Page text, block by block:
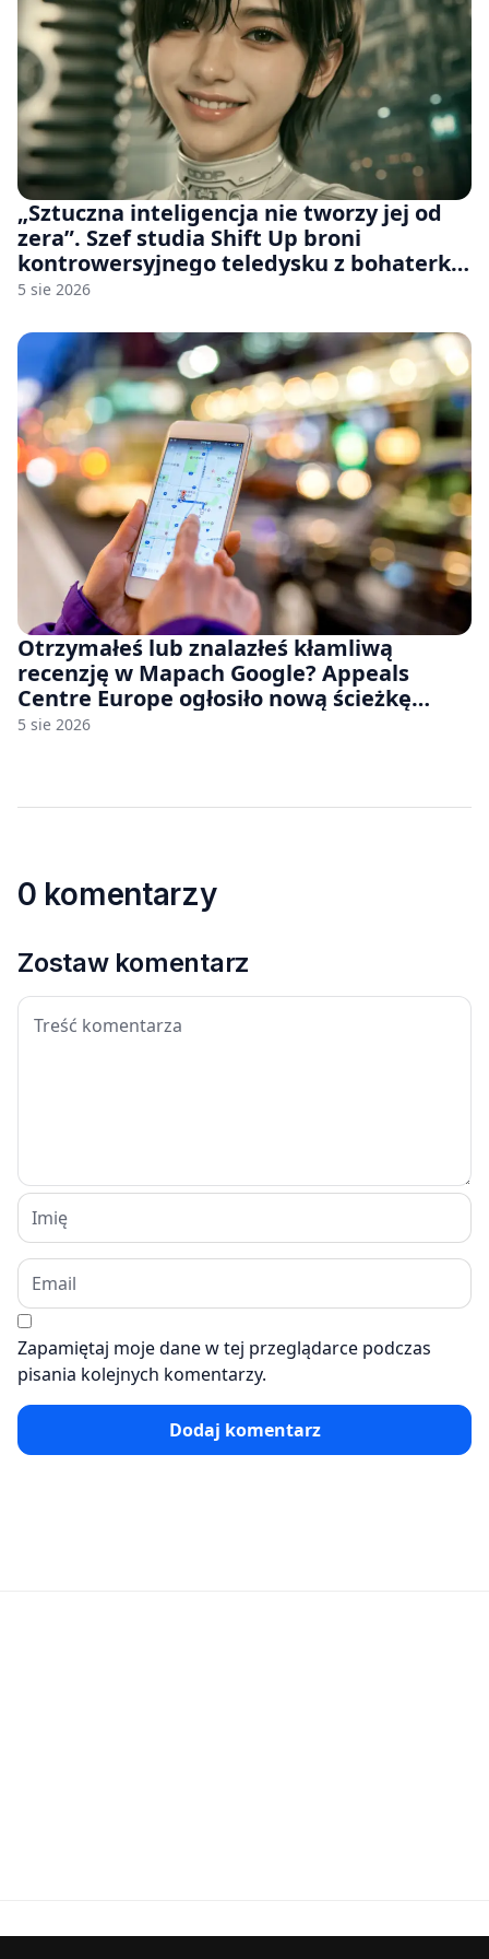
„Sztuczna inteligencja nie tworzy jej od
zera”. Szef studia Shift Up broni
kontrowersyjnego teledysku z bohaterką
Stellar Blade: Blood Rain
5 sie 2026
Otrzymałeś lub znalazłeś kłamliwą
recenzję w Mapach Google? Appeals
Centre Europe ogłosiło nową ścieżkę
odwoławczą dla firm i konsumentów
5 sie 2026
0 komentarzy
Zostaw komentarz
Zapamiętaj moje dane w tej przeglądarce podczas
pisania kolejnych komentarzy.
Dodaj komentarz